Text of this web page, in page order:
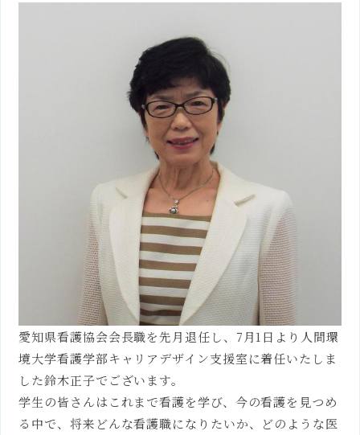
大学院 看護学研究科
愛媛県
総合心理学部
総合心理学部
総合心理学科
総合心理学部
総合犯罪心理学科
総合環境学部 松山道後
総合環境学部
フィールド自然学
科
松山道後
総合環境学部
環境情報学科
松山道後
松山看護学部 松山キャンパス
松山看護学部 看護学科 松山キャンパス
大学院 総合心理学
研究科
松山道後キャンパス
大学院 松山看護学研究
科
松山 キャンパス
卒業生MESSAGE
愛知県看護協会会長職を先月退任し、7月1日より人間環
境大学看護学部キャリアデザイン支援室に着任いたしま
した鈴木正子でございます。
学生の皆さんはこれまで看護を学び、今の看護を見つめ
る中で、将来どんな看護職になりたいか、どのような医